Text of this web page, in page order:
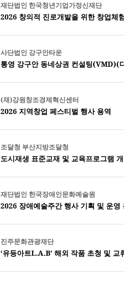
재단법인 한국청년기업가정신재단
2026 창의적 진로개발을 위한 창업체
사단법인 강구안타운
통영 강구안 동네상권 컨설팅(VMD)(
(재)강원창조경제혁신센터
2026 지역창업 페스티벌 행사 용역
조달청 부산지방조달청
도시재생 표준교재 및 교육프로그램
재단법인 한국장애인문화예술원
2026 장애예술주간 행사 기획 및 운영
진주문화관광재단
‘유등아트L.A.B’ 해외 작품 초청 및 교